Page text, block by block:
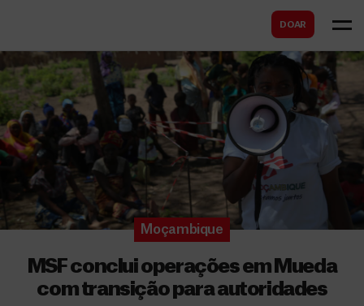
DOAR
a
r
Moçambique
MSF conclui operações em Mueda
com transição para autoridades
s
c
a
r